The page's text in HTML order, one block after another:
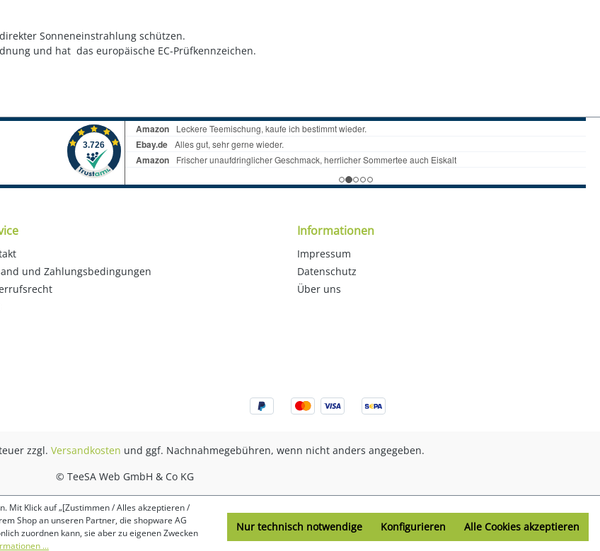
Sonneneinstrahlung schützen.
und hat das europäische EC-Prüfkennzeichen.
und Zahlungsbedingungen
Informationen
Impressum
Datenschutz
Über uns
zzgl. Versandkosten und ggf. Nachnahmegebühren, wenn nicht anders angegeben.
© TeeSA Web GmbH & Co KG
Mit Klick auf „[Zustimmen / Alles akzeptieren /
Shop an unseren Partner, die shopware AG
zuordnen kann, sie aber zu eigenen Zwecken
...
Nur technisch notwendige Konfigurieren Alle Cookies akzeptieren